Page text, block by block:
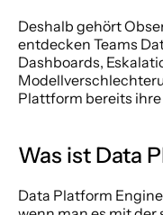
Deshalb gehört
entdecken Teams
Dashboards,
Plattform bereits ihre
Was ist Data
Data Platform